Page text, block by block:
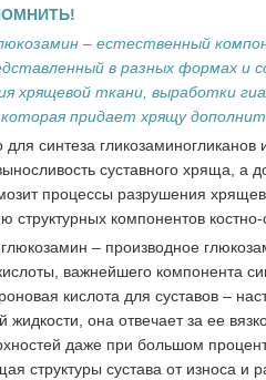
– естественный
в разных формах и
хрящевой ткани, выработки
придает хрящу
синтеза гликозаминогликанов
суставного хряща, а
процессы разрушения
структурных компонентов
– производное
важнейшего компонента
кислота для суставов –
жидкости, она отвечает за ее
даже при большом
структуры сустава от износа и